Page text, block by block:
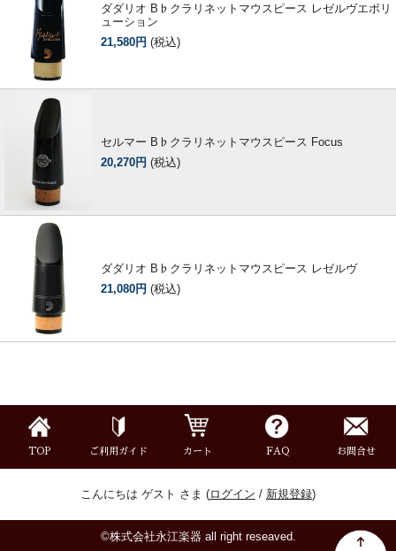
ダダリオ B♭クラリネットマウスピース レゼルヴエボリ
ューション
21,580円 (税込)
セルマー B♭クラリネットマウスピース Focus
20,270円 (税込)
ダダリオ B♭クラリネットマウスピース レゼルヴ
21,080円 (税込)
TOP ご利用ガイド カート FAQ お問合せ
こんにちは ゲスト さま (ログイン / 新規登録)
©株式会社永江楽器 all right reseaved.